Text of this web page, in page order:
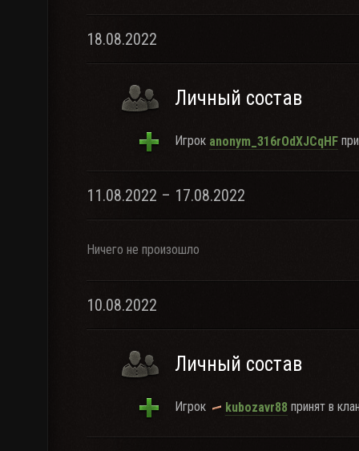
18.08.2022
Личный состав
Игрок anonym_316rOdXJCqHF
11.08.2022 – 17.08.2022
Ничего не произошло
10.08.2022
Личный состав
Игрок kubozavr88 принят в